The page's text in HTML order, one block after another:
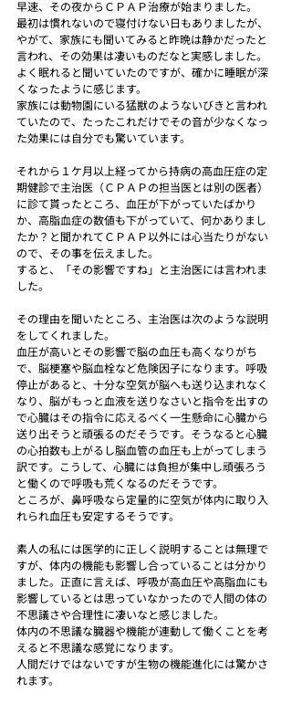
早速、その夜からＣＰＡＰ治療が始まりました。
最初は慣れないので寝付けない日もありましたが、
やがて、家族にも聞いてみると昨晩は静かだったと
言われ、その効果は凄いものだなと実感しました。
よく眠れると聞いていたのですが、確かに睡眠が深
くなったように感じます。
家族には動物園にいる猛獣のようないびきと言われ
ていたので、たったこれだけでその音が少なくなっ
た効果には自分でも驚いています。
それから１ケ月以上経ってから持病の高血圧症の定
期健診で主治医（ＣＰＡＰの担当医とは別の医者）
に診て貰ったところ、血圧が下がっていたばかり
か、高脂血症の数値も下がっていて、何かありまし
たか？と聞かれてＣＰＡＰ以外には心当たりがない
ので、その事を伝えました。
すると、「その影響ですね」と主治医には言われま
した。
その理由を聞いたところ、主治医は次のような説明
をしてくれました。
血圧が高いとその影響で脳の血圧も高くなりがち
で、脳梗塞や脳血栓など危険因子になります。呼吸
停止があると、十分な空気が脳へも送り込まれなく
なり、脳がもっと血液を送りなさいと指令を出すの
で心臓はその指令に応えるべく一生懸命に心臓から
送り出そうと頑張るのだそうです。そうなると心臓
の心拍数も上がるし脳血管の血圧も上がってしまう
訳です。こうして、心臓には負担が集中し頑張ろう
と働くので呼吸も荒くなるのだそうです。
ところが、鼻呼吸なら定量的に空気が体内に取り入
れられ血圧も安定するそうです。
素人の私には医学的に正しく説明することは無理で
すが、体内の機能も影響し合っていることは分かり
ました。正直に言えば、呼吸が高血圧や高脂血にも
影響しているとは思っていなかったので人間の体の
不思議さや合理性に凄いなと感じました。
体内の不思議な臓器や機能が連動して働くことを考
えると不思議な感覚になります。
人間だけではないですが生物の機能進化には驚かさ
れます。